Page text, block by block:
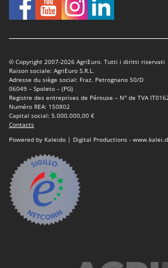
Pulvérisateurs
Pulvérisateurs portés
Rafraîchisseurs d'air par
Rampes de chargement en
Râpes à fromage électriques
Râteaux pour tracteur
Remplisseuses
Robots nettoyeurs de piscine
Robots Tondeuses
Rogneuses de souches
Rouleaux pour tracteur
GRIFO
H
Hailo
Helvi
Henx
HiKOKI
Honda
I
Idromatic
Il-Tec
Imperia
© Copyright 2007-2026 AgriEuro. Tutti i diritti riservati
Raison sociale: AgriEuro S.R.L.
Adresse du siège social: Fraz. Petrognano 50/D
06049 – Spoleto – (PG)
Registre des entreprises de Pérouse – N° de TVA
Numéro REA: 150802
Capital social: 5.000.000,00 €
Contacts
Powered by Kaleido | Digital Productions -